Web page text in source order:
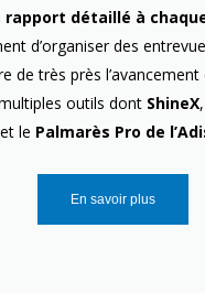
rapport détaillé à
d’organiser des
de très près
outils dont ShineX,
et le Palmarès Pro de
En savoir plus